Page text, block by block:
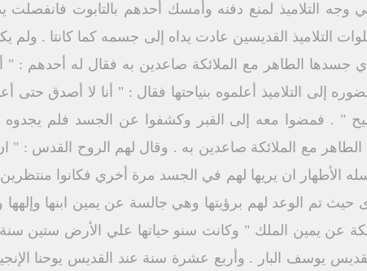
وجه التلاميذ لمنع دفنه وأمسك أحدهم بالتابوت فانفصلت
التلاميذ القديسين عادت يداه إلى جسمه كما كانتا . ولم
جسدها الطاهر مع الملائكة صاعدين به فقال له أحدهم :
إلى التلاميذ أعلموه بنياحتها فقال : " أنا لا أصدق حتى
" . فمضوا معه إلى القبر وكشفوا عن الجسد فلم يجدوه
مع الملائكة صاعدين به . وقال لهم الروح القدس :
الأطهار ان يريها لهم في الجسد مرة أخري فكانوا منتظرين
الوعد لهم برؤيتها وهي جالسة عن يمين ابنها وإلهها
عن يمين الملك " وكانت سنو حياتها علي الأرض ستين
يوسف البار . وأربع عشرة سنة عند القديس يوحنا